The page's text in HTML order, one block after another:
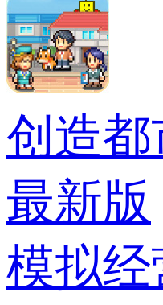
创造
最新版
模拟经